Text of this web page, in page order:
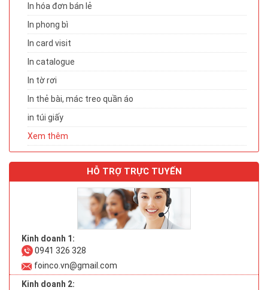
In hóa đơn bán lẻ
In phong bì
In card visit
In catalogue
In tờ rơi
In thẻ bài, mác treo quần áo
in túi giấy
Xem thêm
HỖ TRỢ TRỰC TUYẾN
Kinh doanh 1:
0941 326 328
foinco.vn@gmail.com
Kinh doanh 2: